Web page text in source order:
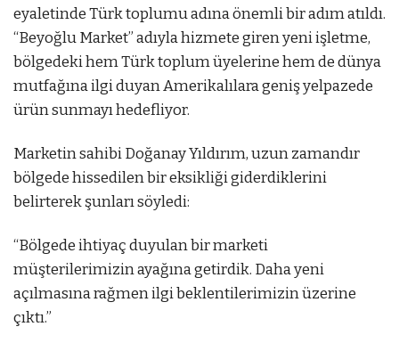
eyaletinde Türk toplumu adına önemli bir adım atıldı.
“Beyoğlu Market” adıyla hizmete giren yeni işletme,
bölgedeki hem Türk toplum üyelerine hem de dünya
mutfağına ilgi duyan Amerikalılara geniş yelpazede
ürün sunmayı hedefliyor.
Marketin sahibi Doğanay Yıldırım, uzun zamandır
bölgede hissedilen bir eksikliği giderdiklerini
belirterek şunları söyledi:
“Bölgede ihtiyaç duyulan bir marketi
müşterilerimizin ayağına getirdik. Daha yeni
açılmasına rağmen ilgi beklentilerimizin üzerine
çıktı.”